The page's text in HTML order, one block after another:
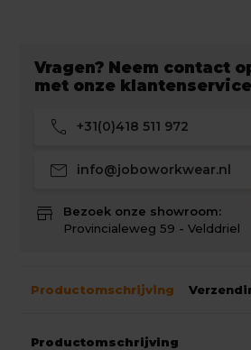
Vragen? Neem contact
met onze klantenservice
call +31(0)418 511 972
mail info@joboworkwear.nl
store
Bezoek onze showroom:
Provincialeweg 59 - Velddriel
Productomschrijving
Productomschrijving